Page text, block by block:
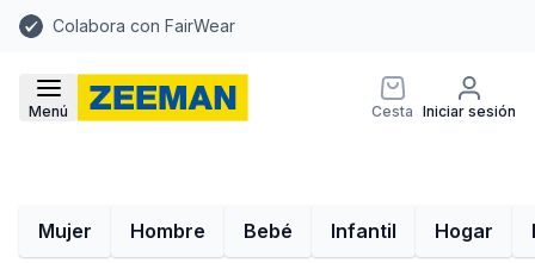
Colabora con FairWear
Menú Cesta Iniciar sesión
Mujer Hombre Bebé Infantil Hogar